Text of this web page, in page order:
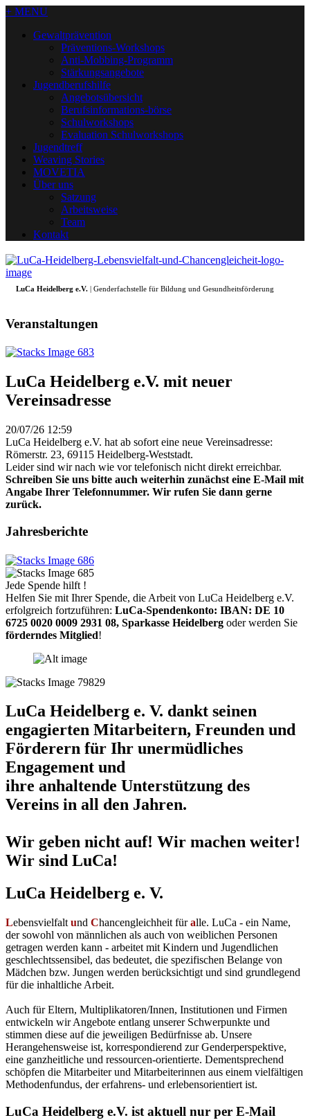
+ MENU
Gewaltprävention
Präventions-Workshops
Anti-Mobbing-Programm
Stärkungsangebote
Jugendberufshilfe
Angebotsübersicht
Berufsinformations-börse
Schulworkshops
Evaluation Schulworkshops
Jugendtreff
Weaving Stories
MOVETIA
Über uns
Satzung
Arbeitsweise
Team
Kontakt
LuCa Heidelberg e.V. | Genderfachstelle für Bildung und Gesundheitsförderung
Veranstaltungen
LuCa Heidelberg e.V. mit neuer
Vereinsadresse
20/07/26 12:59
LuCa Heidelberg e.V. hat ab sofort eine neue Vereinsadresse:
Römerstr. 23, 69115 Heidelberg-Weststadt.
Leider sind wir nach wie vor telefonisch nicht direkt erreichbar.
Schreiben Sie uns bitte auch weiterhin zunächst eine E-Mail mit
Angabe Ihrer Telefonnummer. Wir rufen Sie dann gerne
zurück.
Jahresberichte
Jede Spende hilft !
Helfen Sie mit Ihrer Spende, die Arbeit von LuCa Heidelberg e.V.
erfolgreich fortzuführen: LuCa-Spendenkonto: IBAN: DE 10
6725 0020 0009 2931 08, Sparkasse Heidelberg oder werden Sie
förderndes Mitglied!
LuCa Heidelberg e. V. dankt seinen
engagierten Mitarbeitern, Freunden und
Förderern für Ihr unermüdliches
Engagement und
ihre anhaltende Unterstützung des
Vereins in all den Jahren.
Wir geben nicht auf! Wir machen weiter!
Wir sind LuCa!
LuCa Heidelberg e. V.
Lebensvielfalt und Chancengleichheit füralle. LuCa - ein Name,
der sowohl von männlichen als auch von weiblichen Personen
getragen werden kann - arbeitet mit Kindern und Jugendlichen
geschlechtssensibel, das bedeutet, die spezifischen Belange von
Mädchen bzw. Jungen werden berücksichtigt und sind grundlegend
für die inhaltliche Arbeit.
Auch für Eltern, Multiplikatoren/Innen, Institutionen und Firmen
entwickeln wir Angebote entlang unserer Schwerpunkte und
stimmen diese auf die jeweiligen Bedürfnisse ab. Unsere
Herangehensweise ist, korrespondierend zur Genderperspektive,
eine ganzheitliche und ressourcen-orientierte. Dementsprechend
schöpfen die Mitarbeiter und Mitarbeiterinnen aus einem vielfältigen
Methodenfundus, der erfahrens- und erlebensorientiert ist.
LuCa Heidelberg e.V. ist aktuell nur per E-Mail